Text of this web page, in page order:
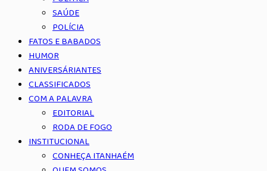
SAÚDE
POLÍCIA
FATOS E BABADOS
HUMOR
ANIVERSÁRIANTES
CLASSIFICADOS
COM A PALAVRA
EDITORIAL
RODA DE FOGO
INSTITUCIONAL
CONHEÇA ITANHAÉM